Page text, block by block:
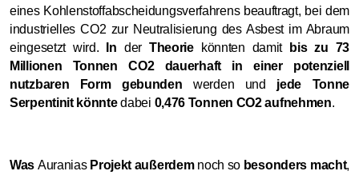
eines Kohlenstoffabscheidungsverfahrens beauftragt, bei dem
industrielles CO2 zur Neutralisierung des Asbest im Abraum
eingesetzt wird.
In der Theoriekönnten damit
bis zu 73
Millionen Tonnen CO2 dauerhaft in einer potenziell
nutzbaren Form gebunden werden und jede Tonne
Serpentinit könntedabei 0,476 Tonnen CO2 aufnehmen.
Was Auranias Projekt außerdemnoch so besonders macht,